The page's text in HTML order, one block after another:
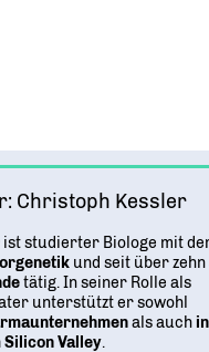
Christoph Kessler
ist studierter Biologe mit
und seit über
tätig. In seiner Rolle als
unterstützt er sowohl
als auch
Valley.